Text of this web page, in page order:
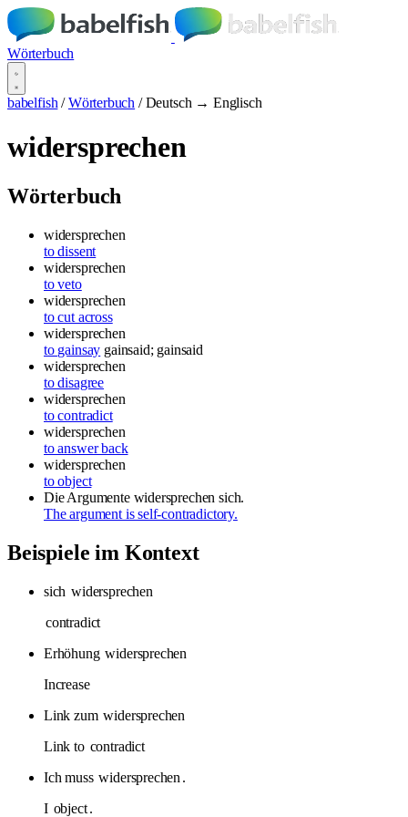
Wörterbuch
babelfish / Wörterbuch / Deutsch → Englisch
widersprechen
Wörterbuch
widersprechen
to dissent
widersprechen
to veto
widersprechen
to cut across
widersprechen
to gainsay gainsaid; gainsaid
widersprechen
to disagree
widersprechen
to contradict
widersprechen
to answer back
widersprechen
to object
Die Argumente widersprechen sich.
The argument is self-contradictory.
Beispiele im Kontext
sich widersprechen
contradict
Erhöhung widersprechen
Increase
Link zum widersprechen
Link to contradict
Ich muss widersprechen .
I object.